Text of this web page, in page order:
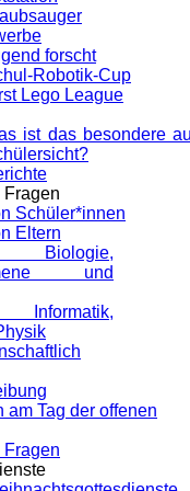
forscht
Robotik-Cup
Lego League
ist das besondere
Fragen
Schüler*innen
Eltern
und
am Tag der offenen
Fragen